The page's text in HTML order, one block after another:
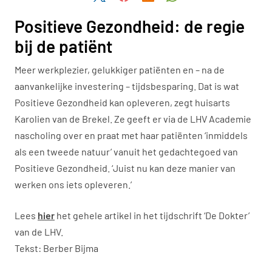
Positieve Gezondheid: de regie
bij de patiënt
Meer werkplezier, gelukkiger patiënten en – na de
aanvankelijke investering – tijdsbesparing. Dat is wat
Positieve Gezondheid kan opleveren, zegt huisarts
Karolien van de Brekel. Ze geeft er via de LHV Academie
nascholing over en praat met haar patiënten ‘inmiddels
als een tweede natuur’ vanuit het gedachtegoed van
Positieve Gezondheid. ‘Juist nu kan deze manier van
werken ons iets opleveren.’
Lees hier het gehele artikel in het tijdschrift ‘De Dokter’
van de LHV.
Tekst: Berber Bijma